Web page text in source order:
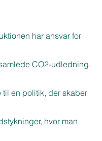
har ansvar for
CO2-udledning.
til en politik, der skaber
hvor man